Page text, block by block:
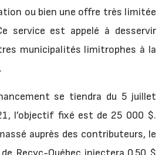
ou bien une offre très limitée
service est appelé à desservir
municipalités limitrophes à la
se tiendra du 5 juillet
l’objectif fixé est de 25 000 $.
auprès des contributeurs, le